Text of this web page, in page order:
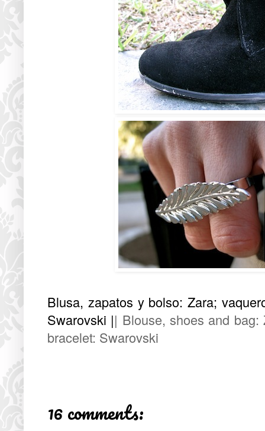
Blusa, zapatos y bolso: Zara;
Swarovski || Blouse, shoes and
bracelet: Swarovski
16 comments: